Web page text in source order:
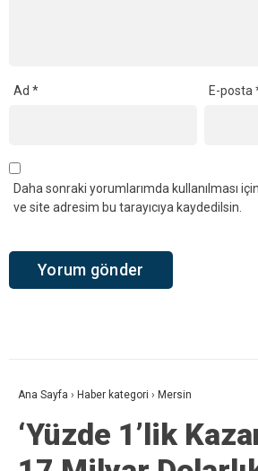
Ad * E-posta
Daha sonraki yorumlarımda kullanılması
ve site adresim bu tarayıcıya kaydedilsin.
Ana Sayfa › Haber kategori › Mersin
‘Yüzde 1’lik